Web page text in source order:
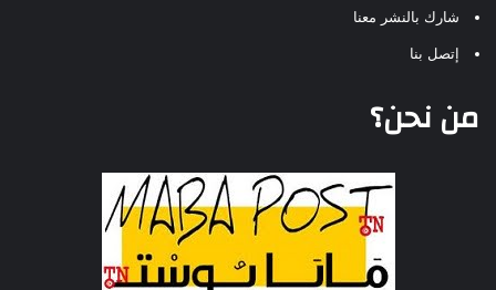
شارك بالنشر معنا
إتصل بنا
من نحن؟